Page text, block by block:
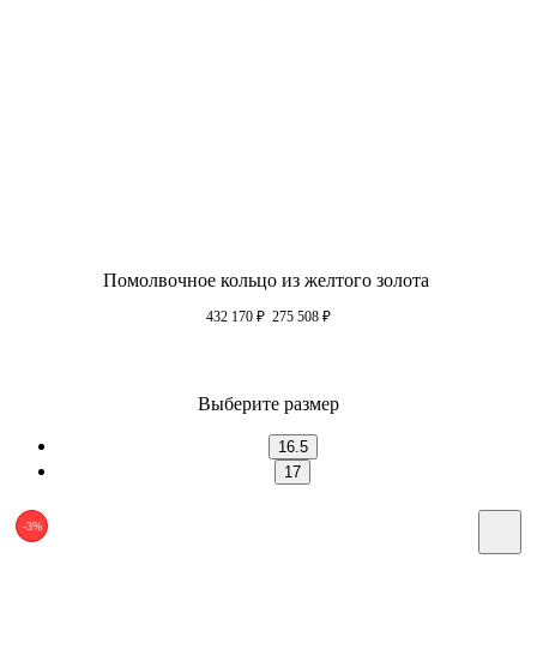
Помолвочное кольцо из желтого золота
432 170 ₽ 275 508 ₽
Выберите размер
16.5
17
-3%